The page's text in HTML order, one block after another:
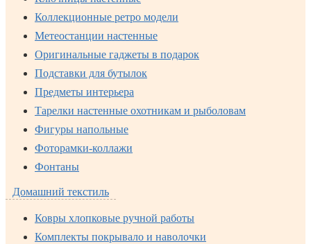
Коллекционные ретро модели
Метеостанции настенные
Оригинальные гаджеты в подарок
Подставки для бутылок
Предметы интерьера
Тарелки настенные охотникам и рыболовам
Фигуры напольные
Фоторамки-коллажи
Фонтаны
Домашний текстиль
Ковры хлопковые ручной работы
Комплекты покрывало и наволочки